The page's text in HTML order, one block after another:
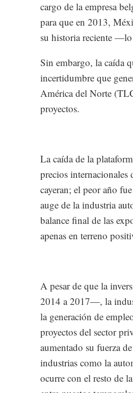
cargo de la empresa
para que en 2013,
su historia reciente
Sin embargo, la caída
incertidumbre que
América del Norte
proyectos.
La caída de la
precios internacionales
cayeran; el peor año
auge de la industria
balance final de las
apenas en terreno
A pesar de que la
2014 a 2017—, la
la generación de
proyectos del sector
aumentado su fuerza
industrias como la
ocurre con el resto de